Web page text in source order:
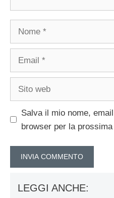
Salva il mio nome,
browser per la
LEGGI ANCHE: